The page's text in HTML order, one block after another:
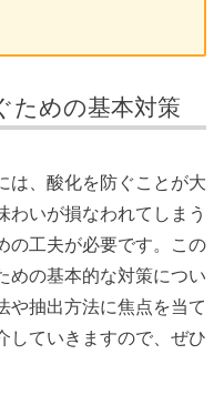
ための基本対策
は、酸化を防ぐことが大
わいが損なわれてしまう
の工夫が必要です。この
めの基本的な対策につい
や抽出方法に焦点を当て
していきますので、ぜひ